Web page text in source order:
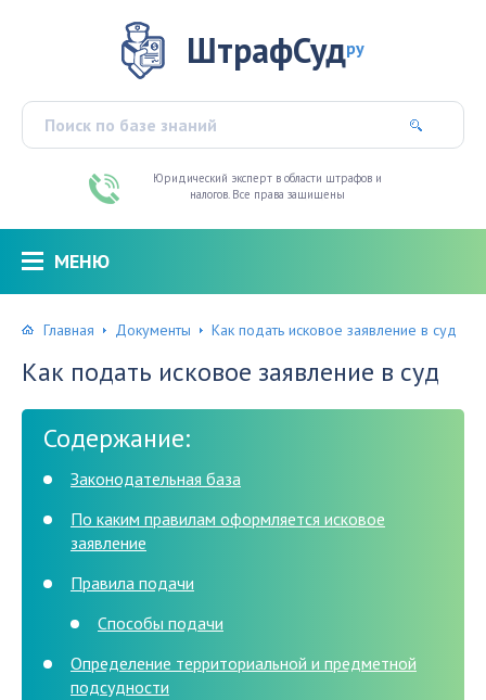
ШтрафСудру
Юридический эксперт в области штрафов и
налогов. Все права защищены
МЕНЮ
Главная Документы Как подать исковое заявление в суд
Как подать исковое заявление в суд
Содержание:
Законодательная база
По каким правилам оформляется исковое
заявление
Правила подачи
Способы подачи
Определение территориальной и предметной
подсудности